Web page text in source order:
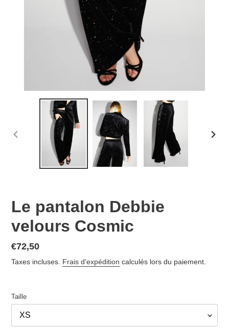
DIAPOSITIVE
PRÉCÉDENTE
Le pantalon Debbie
velours Cosmic
Prix
normal
€72,50
Taxes incluses. Frais d'expédition calculés lors du paiement.
Taille